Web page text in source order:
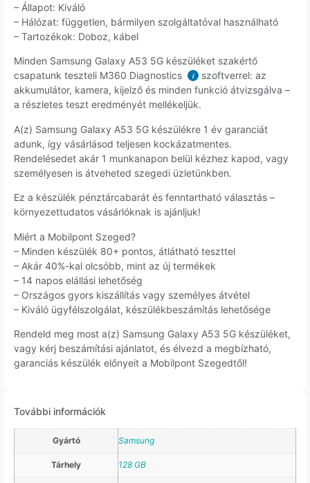
– Állapot: Kiváló
– Hálózat: független, bármilyen szolgáltatóval használható
– Tartozékok: Doboz, kábel
Minden Samsung Galaxy A53 5G készüléket szakértő
csapatunk teszteli M360 Diagnostics
i
szoftverrel: az
akkumulátor, kamera, kijelző és minden funkció átvizsgálva –
a részletes teszt eredményét mellékeljük.
A(z) Samsung Galaxy A53 5G készülékre 1 év garanciát
adunk, így vásárlásod teljesen kockázatmentes.
Rendelésedet akár 1 munkanapon belül kézhez kapod, vagy
személyesen is átveheted szegedi üzletünkben.
Ez a készülék pénztárcabarát és fenntartható választás –
környezettudatos vásárlóknak is ajánljuk!
Miért a Mobilpont Szeged?
– Minden készülék 80+ pontos, átlátható teszttel
– Akár 40%-kal olcsóbb, mint az új termékek
– 14 napos elállási lehetőség
– Országos gyors kiszállítás vagy személyes átvétel
– Kiváló ügyfélszolgálat, készülékbeszámítás lehetősége
Rendeld meg most a(z) Samsung Galaxy A53 5G készüléket,
vagy kérj beszámítási ajánlatot, és élvezd a megbízható,
garanciás készülék előnyeit a Mobilpont Szegedtől!
További információk
Gyártó Samsung
Tárhely 128 GB